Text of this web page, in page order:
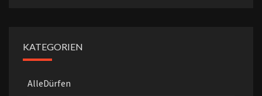
KATEGORIEN
AlleDürfen